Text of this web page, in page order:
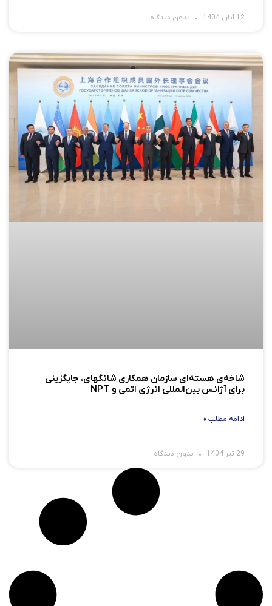
12 آبان 1404 بدون دیدگاه
شاخه‌ی هسته‌ای سازمان همکاری شانگهای، جایگزینی
برای آژانس بین‌المللی انرژی اتمی و NPT
ادامه مطلب »
29 تیر 1404 بدون دیدگاه